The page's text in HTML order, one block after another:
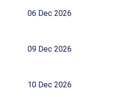
06 Dec 2026
09 Dec 2026
10 Dec 2026